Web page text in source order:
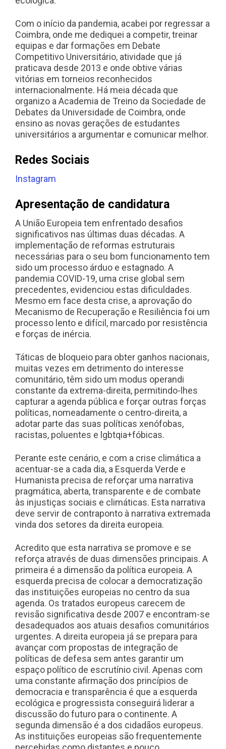
Com o início da pandemia, acabei por regressar a
Coimbra, onde me dediquei a competir, treinar
equipas e dar formações em Debate
Competitivo Universitário, atividade que já
praticava desde 2013 e onde obtive várias
vitórias em torneios reconhecidos
internacionalmente. Há meia década que
organizo a Academia de Treino da Sociedade de
Debates da Universidade de Coimbra, onde
ensino as novas gerações de estudantes
universitários a argumentar e comunicar melhor.
Redes Sociais
Instagram
Apresentação de candidatura
A União Europeia tem enfrentado desafios
significativos nas últimas duas décadas. A
implementação de reformas estruturais
necessárias para o seu bom funcionamento tem
sido um processo árduo e estagnado. A
pandemia COVID-19, uma crise global sem
precedentes, evidenciou estas dificuldades.
Mesmo em face desta crise, a aprovação do
Mecanismo de Recuperação e Resiliência foi um
processo lento e difícil, marcado por resistência
e forças de inércia.
Táticas de bloqueio para obter ganhos nacionais,
muitas vezes em detrimento do interesse
comunitário, têm sido um modus operandi
constante da extrema-direita, permitindo-lhes
capturar a agenda pública e forçar outras forças
políticas, nomeadamente o centro-direita, a
adotar parte das suas políticas xenófobas,
racistas, poluentes e lgbtqia+fóbicas.
Perante este cenário, e com a crise climática a
acentuar-se a cada dia, a Esquerda Verde e
Humanista precisa de reforçar uma narrativa
pragmática, aberta, transparente e de combate
às injustiças sociais e climáticas. Esta narrativa
deve servir de contraponto à narrativa extremada
vinda dos setores da direita europeia.
Acredito que esta narrativa se promove e se
reforça através de duas dimensões principais. A
primeira é a dimensão da política europeia. A
esquerda precisa de colocar a democratização
das instituições europeias no centro da sua
agenda. Os tratados europeus carecem de
revisão significativa desde 2007 e encontram-se
desadequados aos atuais desafios comunitários
urgentes. A direita europeia já se prepara para
avançar com propostas de integração de
políticas de defesa sem antes garantir um
espaço político de escrutínio civil. Apenas com
uma constante afirmação dos princípios de
democracia e transparência é que a esquerda
ecológica e progressista conseguirá liderar a
discussão do futuro para o continente. A
segunda dimensão é a dos cidadãos europeus.
As instituições europeias são frequentemente